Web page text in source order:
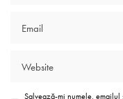
Salvează-mi numele,